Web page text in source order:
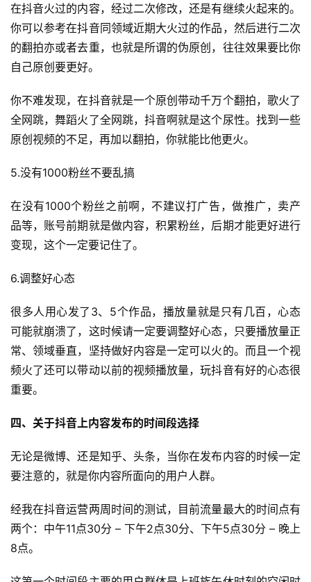
跨
境
导
航
在抖音火过的内容，经过二次修改，还是有继续火起来的。
你可以参考在抖音同领域近期大火过的作品，然后进行二次
的翻拍亦或者去重，也就是所谓的伪原创，往往效果要比你
自己原创要更好。
你不难发现，在抖音就是一个原创带动千万个翻拍，歌火了
全网跳，舞蹈火了全网跳，抖音啊就是这个尿性。找到一些
原创视频的不足，再加以翻拍，你就能比他更火。
5.没有1000粉丝不要乱搞
在没有1000个粉丝之前啊，不建议打广告，做推广，卖产
品等，账号前期就是做内容，积累粉丝，后期才能更好进行
变现，这个一定要记住了。
6.调整好心态
很多人用心发了3、5个作品，播放量就是只有几百，心态
可能就崩溃了，这时候请一定要调整好心态，只要播放量正
常、领域垂直，坚持做好内容是一定可以火的。而且一个视
频火了还可以带动以前的视频播放量，玩抖音有好的心态很
重要。
四、关于抖音上内容发布的时间段选择
无论是微博、还是知乎、头条，当你在发布内容的时候一定
要注意的，就是你内容所面向的用户人群。
经我在抖音运营两周时间的测试，目前流量最大的时间点有
两个：中午11点30分 – 下午2点30分、下午5点30分 – 晚上
8点。